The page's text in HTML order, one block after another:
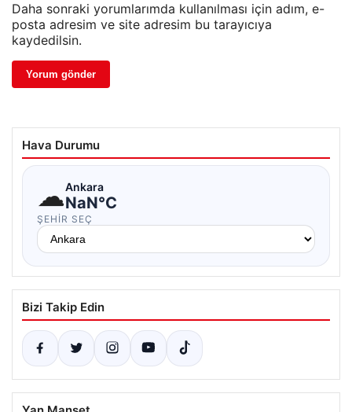
Daha sonraki yorumlarımda kullanılması için adım, e-
posta adresim ve site adresim bu tarayıcıya
kaydedilsin.
Hava Durumu
☁Ankara
NaN°C
ŞEHIR SEÇ
Bizi Takip Edin